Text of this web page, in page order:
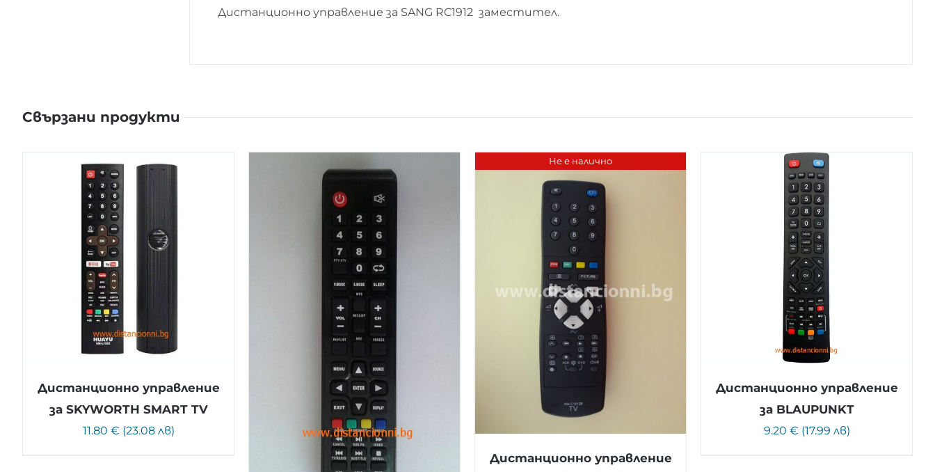
Дистанционно управление за SANG RC1912 заместител.
Свързани продукти
Дистанционно управление
за SKYWORTH SMART TV
11.80 € (23.08 лв)
Не е налично
Дистанционно управление
Дистанционно управление
за BLAUPUNKT
9.20 € (17.99 лв)